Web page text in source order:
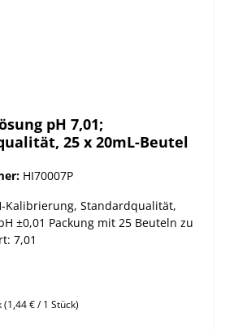
pH 7,01;
25 x 20mL-Beutel
HI70007P
Kalibrierung, Standardqualität,
±0,01 Packung mit 25 Beuteln zu
7,01
(1,44 € / 1 Stück)